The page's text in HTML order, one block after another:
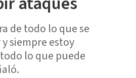
de todo lo que se
siempre estoy
lo que puede